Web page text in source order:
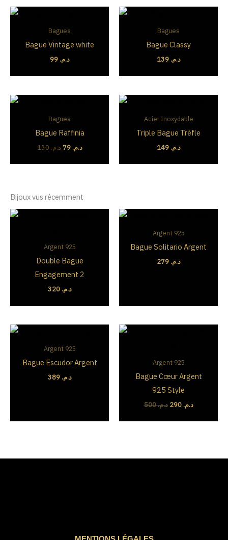
Bagues
Bague Vintage white
د.م. 99
Bagues
Bague Classy
د.م. 139
Bagues
Bague Raffinia
د.م.130
initial
د.م. 79
Acier Inoxydable
Triple Bague Trèfle
د.م. 149
Bijoux vus récemment
Argent 925
Double Bague
Engagement 2
د.م. 320
Argent 925
Bague Solitario Argent
د.م. 279
Argent 925
Bague Escudor Argent
د.م. 389
Argent 925
Bague Cœur Argent
925 Style
د.م.500 د.م. 290